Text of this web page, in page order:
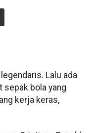
Lalu ada
sepak bola yang
kerja keras,